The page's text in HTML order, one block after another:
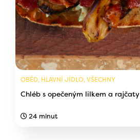
OBĚD, HLAVNÍ JÍDLO, VŠECHNY
Chléb s opečeným lilkem a rajčaty
24 minut